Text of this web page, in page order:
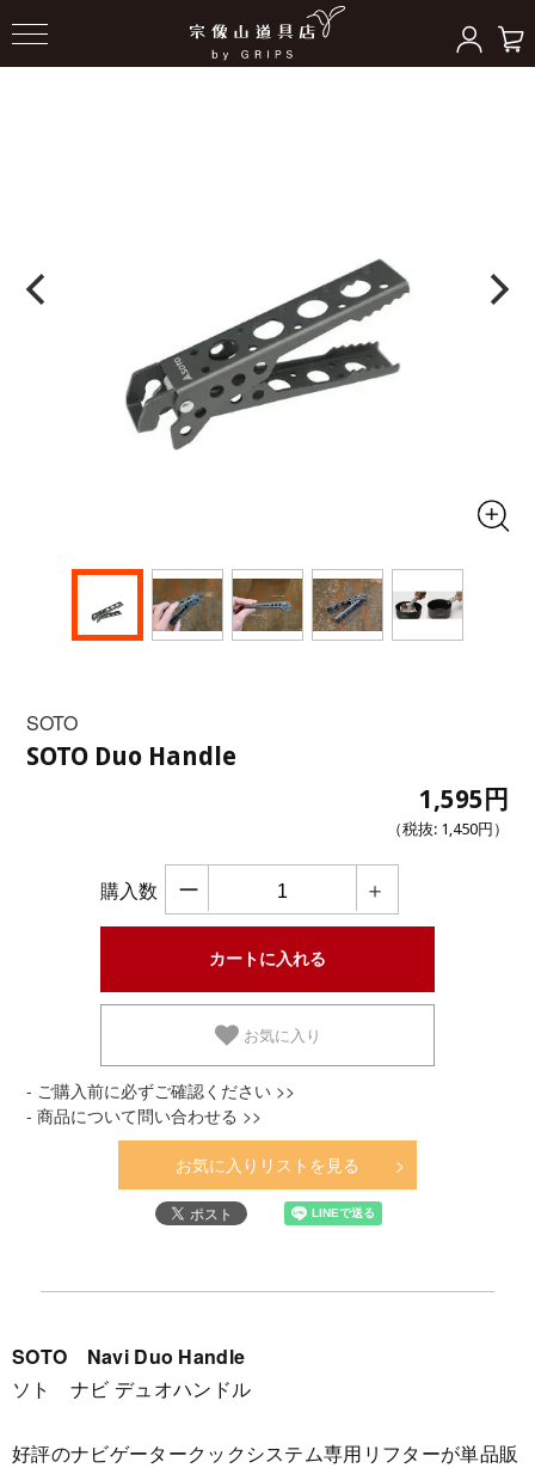
SOTO
SOTO Duo Handle
1,595円
（税抜: 1,450円 ）
購入数 ー ＋
お気に入り
- ご購入前に必ずご確認ください >>
- 商品について問い合わせる >>
お気に入りリストを見る
SOTO Navi Duo Handle
ソト ナビ デュオハンドル
好評のナビゲータークックシステム専用リフターが単品販